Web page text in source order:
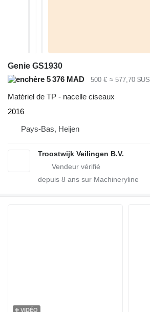
Genie GS1930
5 376 MAD
500 € ≈ 577,70 $US
Matériel de TP - nacelle ciseaux
2016
Pays-Bas, Heijen
Troostwijk Veilingen B.V.
depuis 8 ans sur Machineryline
VIDÉO